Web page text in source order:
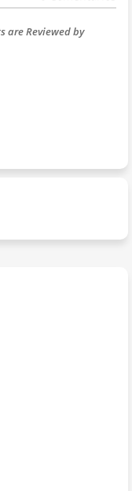
are Reviewed by